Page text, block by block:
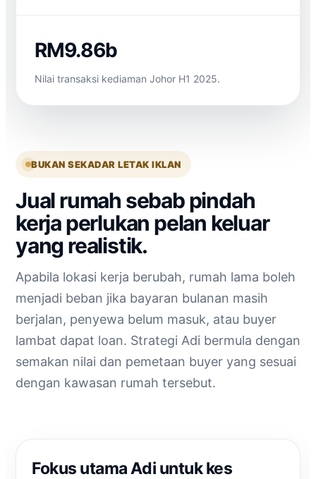
RM9.86b
Nilai transaksi kediaman Johor H1 2025.
BUKAN SEKADAR LETAK IKLAN
Jual rumah sebab pindah
kerja perlukan pelan keluar
yang realistik.
Apabila lokasi kerja berubah, rumah lama boleh
menjadi beban jika bayaran bulanan masih
berjalan, penyewa belum masuk, atau buyer
lambat dapat loan. Strategi Adi bermula dengan
semakan nilai dan pemetaan buyer yang sesuai
dengan kawasan rumah tersebut.
Fokus utama Adi untuk kes